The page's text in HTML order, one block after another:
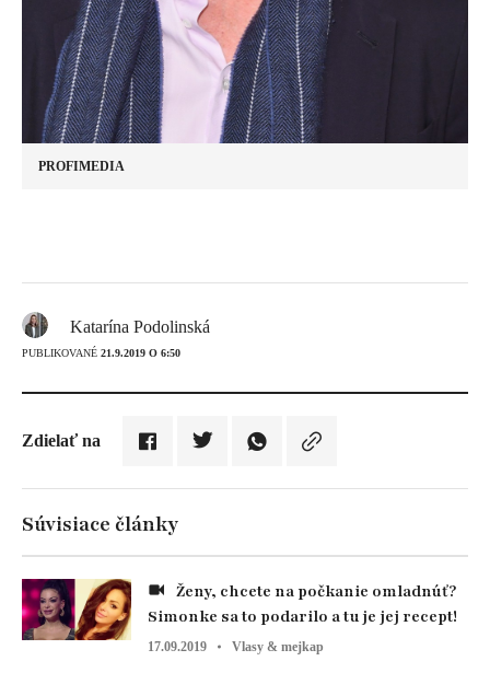
PROFIMEDIA
Katarína Podolinská
PUBLIKOVANÉ 21.9.2019 O 6:50
Zdielať na
Súvisiace články
Simonke sa to podarilo a tu je jej recept!
17.09.2019 Vlasy & mejkap